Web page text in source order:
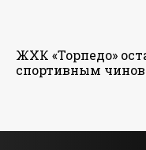
ЖХК «Торпедо»
спортивным